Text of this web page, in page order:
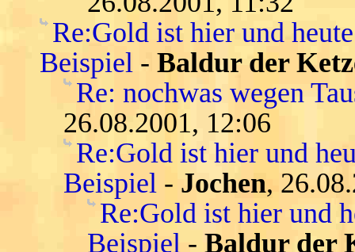
Re:Gold ist hier und
Beispiel - Baldur der
Re: nochwas wegen
26.08.2001, 12:06
Re:Gold ist hier und
Beispiel - Jochen,
Re:Gold ist hier und
Beispiel - Baldur der